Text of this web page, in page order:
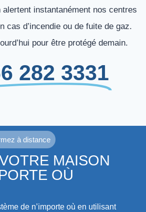
instantanément nos centres
cas d’incendie ou de fuite de gaz.
pour être protégé demain.
282 3331
à distance
MAISON
OÙ
de n’importe où en utilisant